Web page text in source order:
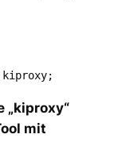
„kiproxy“
mit